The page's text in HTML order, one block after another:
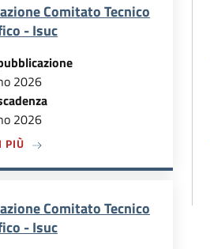
Comitato Tecnico
- Isuc
2026
2026
PIÙA PROPOSITO DI CONVOCAZIONE
Comitato Tecnico
- Isuc